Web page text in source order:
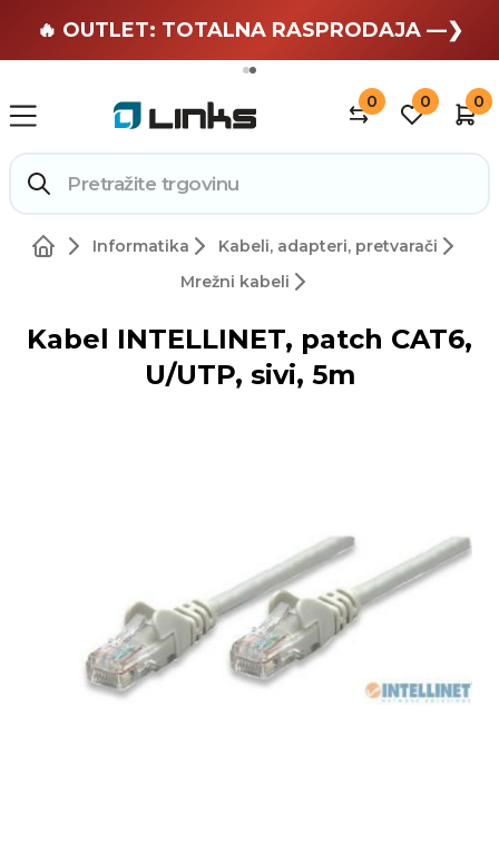
🏄 Zaslužuješ odmor —❯
🔥 OUTLET: TOTALNA RASPRODAJA —❯
0 0 0
Informatika
Kabeli, adapteri, pretvarači
Mrežni kabeli
Kabel INTELLINET, patch CAT6,
U/UTP, sivi, 5m